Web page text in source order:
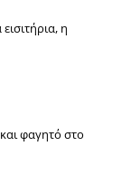
η
φαγητό στο